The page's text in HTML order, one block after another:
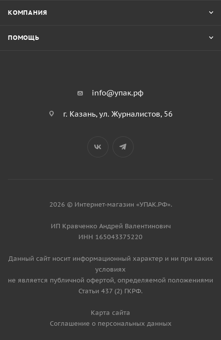
КОМПАНИЯ
ПОМОЩЬ
info@упак.рф
г. Казань, ул. Журналистов, 56
2026 © Интернет-магазин «УПАК.РФ».
ИП Кравченко Андрей Валентинович
ИНН 165043375220
Данный сайт носит информационный характер и ни при каких
условиях
не является публичной офертой, определяемой положениями
Статьи 437 (2) ГКРФ.
Карта сайта
Соглашение о персональных данных